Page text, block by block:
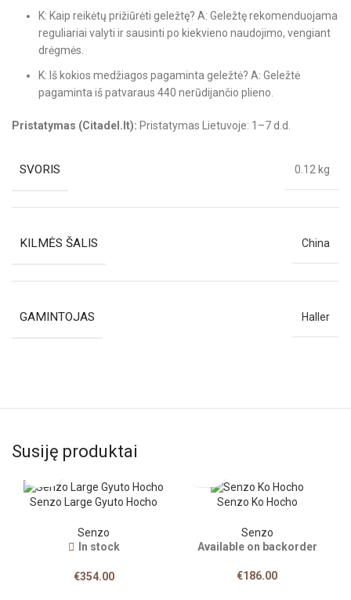
K: Kaip reikėtų prižiūrėti geležtę? A: Geležtę rekomenduojama
reguliariai valyti ir sausinti po kiekvieno naudojimo, vengiant
drėgmės.
K: Iš kokios medžiagos pagaminta geležtė? A: Geležtė
pagaminta iš patvaraus 440 nerūdijančio plieno.
Pristatymas (Citadel.lt): Pristatymas Lietuvoje: 1–7 d.d.
SVORIS 0.12 kg
KILMĖS ŠALIS China
GAMINTOJAS Haller
Susiję produktai
Senzo Large Gyuto Hocho
Senzo
In stock
€354.00
Senzo Ko Hocho
Senzo
Available on backorder
€186.00